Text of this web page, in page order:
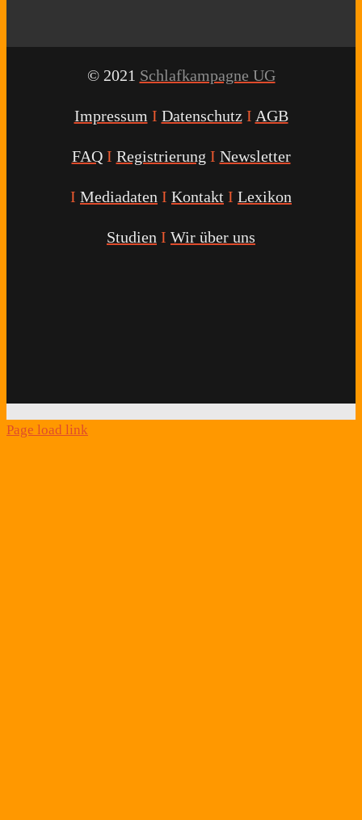
© 2021 Schlafkampagne UG
Impressum I Datenschutz I AGB
FAQ I Registrierung I Newsletter
I Mediadaten I Kontakt I Lexikon
Studien I Wir über uns
Page load link